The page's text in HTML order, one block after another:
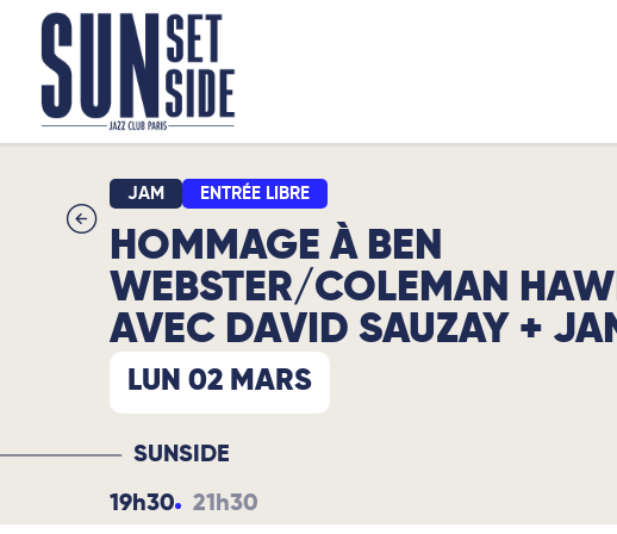
JAM ENTRÉE LIBRE
HOMMAGE À BEN
WEBSTER/COLEMAN
AVEC DAVID SAUZAY +
LUN 02 MARS
SUNSIDE
19h30 21h30